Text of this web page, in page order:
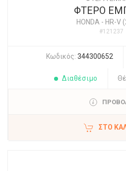
ΦΤΕΡΟ
HONDA - HR-V
#121237
Κωδικός: 344300652
Διαθέσιμο
ΣΤΟ